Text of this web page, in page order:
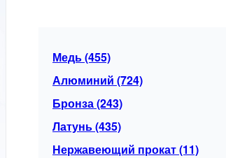
Медь (455)
Алюминий (724)
Бронза (243)
Латунь (435)
Нержавеющий прокат (11)